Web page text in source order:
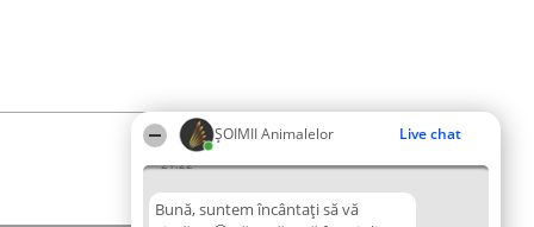
ŞOIMII Animalelor Live chat
21:22
Bună, suntem încântați să vă